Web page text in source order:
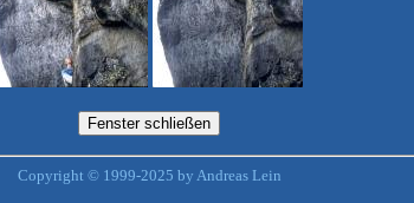
Copyright © 1999-2025 by Andreas Lein